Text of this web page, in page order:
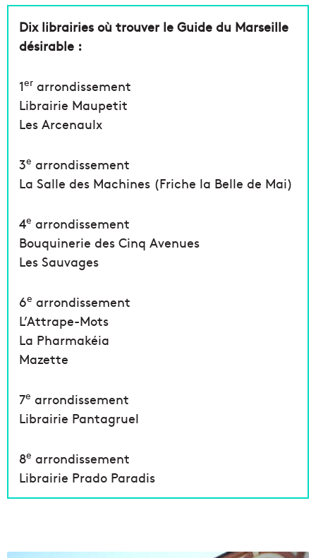
Dix librairies où trouver le Guide du Marseille
désirable :
1er arrondissement
Librairie Maupetit
Les Arcenaulx
3e arrondissement
La Salle des Machines (Friche la Belle de Mai)
4e arrondissement
Bouquinerie des Cinq Avenues
Les Sauvages
6e arrondissement
L’Attrape-Mots
La Pharmakéia
Mazette
7e arrondissement
Librairie Pantagruel
8e arrondissement
Librairie Prado Paradis